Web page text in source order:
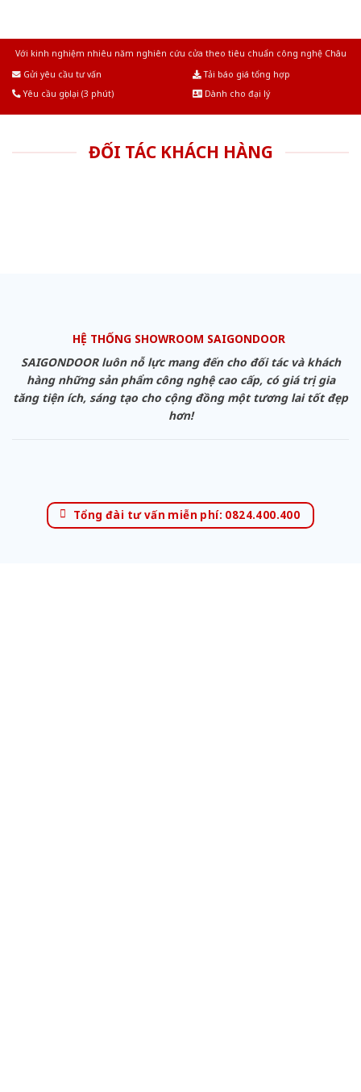
Với kinh nghiệm nhiêu năm nghiên cứu cửa theo tiêu chuẩn công nghệ Châu
Gửi yêu cầu tư vấn
Tải báo giá tổng hợp
Yêu cầu gọi lại (3 phút)
Dành cho đại lý
ĐỐI TÁC KHÁCH HÀNG
HỆ THỐNG SHOWROOM SAIGONDOOR
SAIGONDOOR luôn nỗ lực mang đến cho đối tác và khách
hàng những sản phẩm công nghệ cao cấp, có giá trị gia
tăng tiện ích, sáng tạo cho cộng đồng một tương lai tốt đẹp
hơn!
Tổng đài tư vấn miễn phí: 0824.400.400